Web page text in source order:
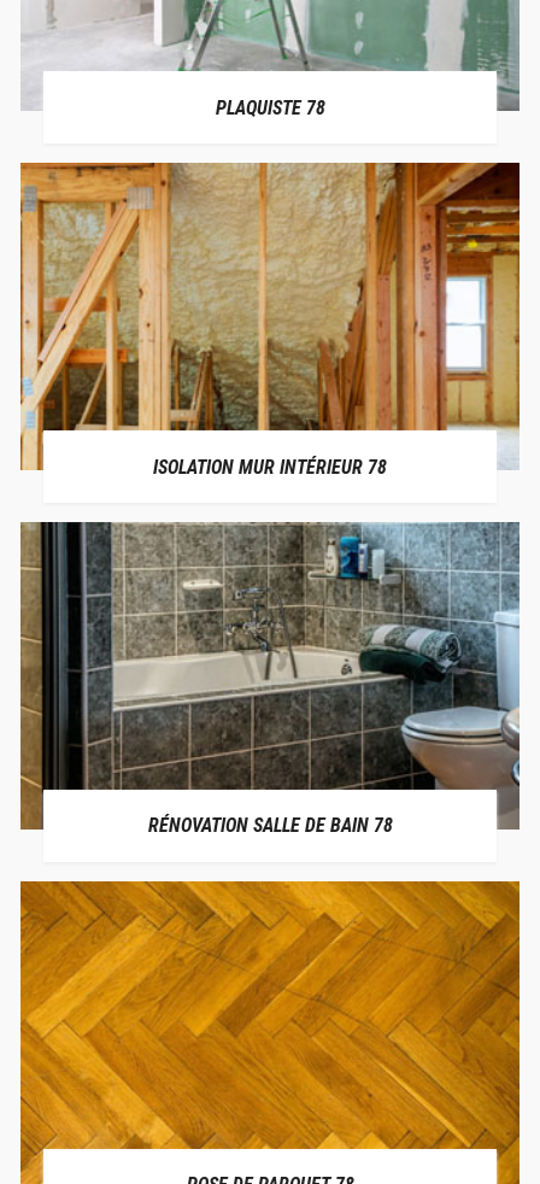
PLAQUISTE 78
ISOLATION MUR INTÉRIEUR 78
RÉNOVATION SALLE DE BAIN 78